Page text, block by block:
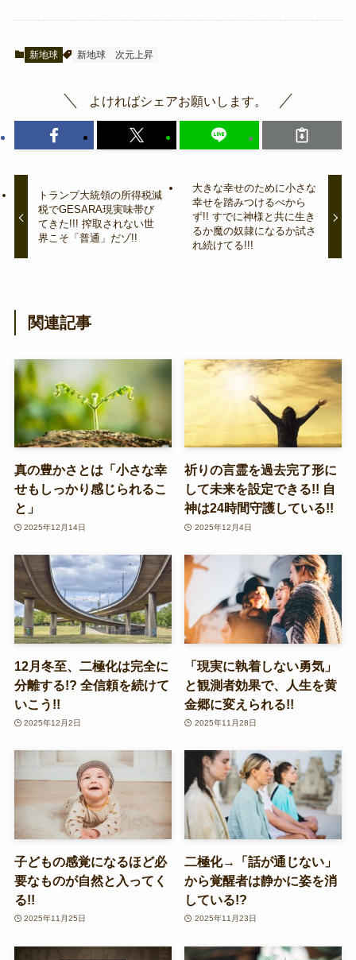
新地球 新地球 次元上昇
よければシェアお願いします。
トランプ大統領の所得税減
税でGESARA現実味帯び
てきた!!! 搾取されない世
界こそ「普通」だゾ!!
大きな幸せのために小さな
幸せを踏みつけるべから
ず!! すでに神様と共に生き
るか魔の奴隷になるか試さ
れ続けてる!!!
関連記事
真の豊かさとは「小さな幸
せもしっかり感じられるこ
と」
2025年12月14日
祈りの言霊を過去完了形に
して未来を設定できる!! 自
神は24時間守護している!!
2025年12月4日
12月冬至、二極化は完全に
分離する!? 全信頼を続けて
いこう!!
2025年12月2日
「現実に執着しない勇気」
と観測者効果で、人生を黄
金郷に変えられる!!
2025年11月28日
子どもの感覚になるほど必
要なものが自然と入ってく
る!!
2025年11月25日
二極化→「話が通じない」
から覚醒者は静かに姿を消
している!?
2025年11月23日